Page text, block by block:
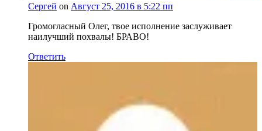
Сергей on Август 25, 2016 в 5:22 пп
Громогласный Олег, твое исполнение заслуживает
наилучший похвалы! БРАВО!
Ответить